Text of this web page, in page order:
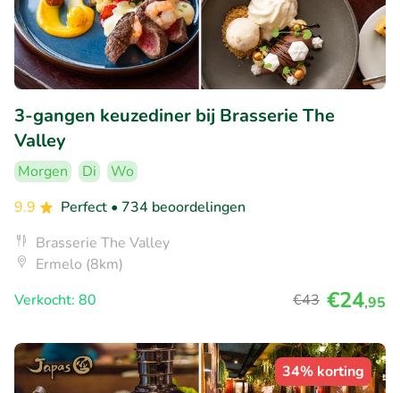
3-gangen keuzediner bij Brasserie The
Valley
Morgen Di
Wo
9.9
Perfect • 734 beoordelingen
Brasserie The Valley
Ermelo (8km)
Verkocht: 80
€43 €24,95
34% korting